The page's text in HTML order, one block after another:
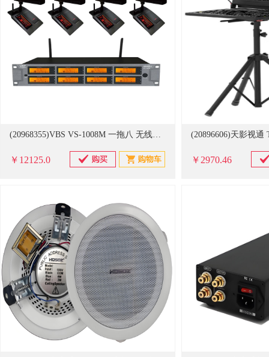
(20968355)VBS VS-1008M 一拖八 无线话筒接收主机(单位：台)
￥12125.0 ￥2970.46